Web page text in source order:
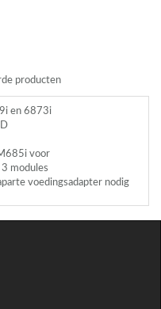
producten
en 6873i
voor
modules
voedingsadapter nodig